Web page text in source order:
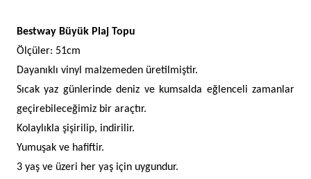
Bestway Büyük Plaj Topu
Ölçüler: 51cm
Dayanıklı vinyl malzemeden üretilmiştir.
Sıcak yaz günlerinde deniz ve kumsalda eğlenceli zamanlar
geçirebileceğimiz bir araçtır.
Kolaylıkla şişirilip, indirilir.
Yumuşak ve hafiftir.
3 yaş ve üzeri her yaş için uygundur.